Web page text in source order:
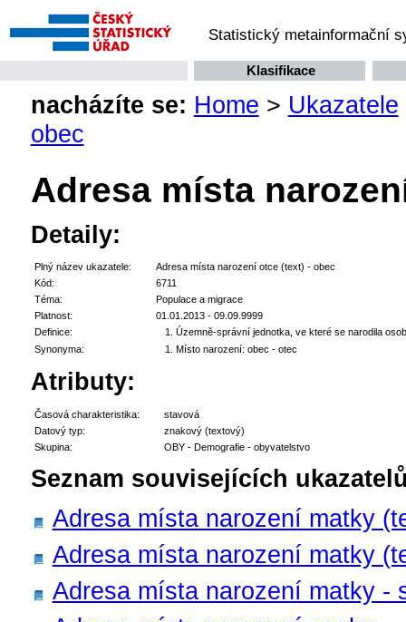
Statistický metainformační
Klasifikace
nacházíte se: Home > Ukazatele
obec
Adresa místa
Detaily:
Plný název ukazatele:
Adresa místa narození otce (text) - obec
Kód:
6711
Téma:
Populace a migrace
Platnost:
01.01.2013 - 09.09.9999
Definice:
Územně-správní jednotka, ve které se narodila
Synonyma:
Místo narození: obec - otec
Atributy:
Časová charakteristika:
stavová
Datový typ:
znakový (textový)
Skupina:
OBY - Demografie - obyvatelstvo
Seznam souvisejících
Adresa místa narození matky
Adresa místa narození matky
Adresa místa narození matky -